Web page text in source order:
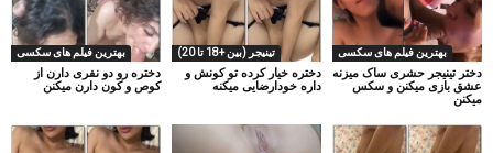
بهترین فیلم های سکسی
دختره رو دو نفری دارن از
کوص و کون دارن میکنن
تینیجر (بین +18 تا 20)
دختره خیار کرده تو کونش و
داره خودارضایی میکنه
بهترین فیلم های سکسی
دختر تینیجر حشری ساک میزنه
عشق بازی میکنن و سکس
میکنن